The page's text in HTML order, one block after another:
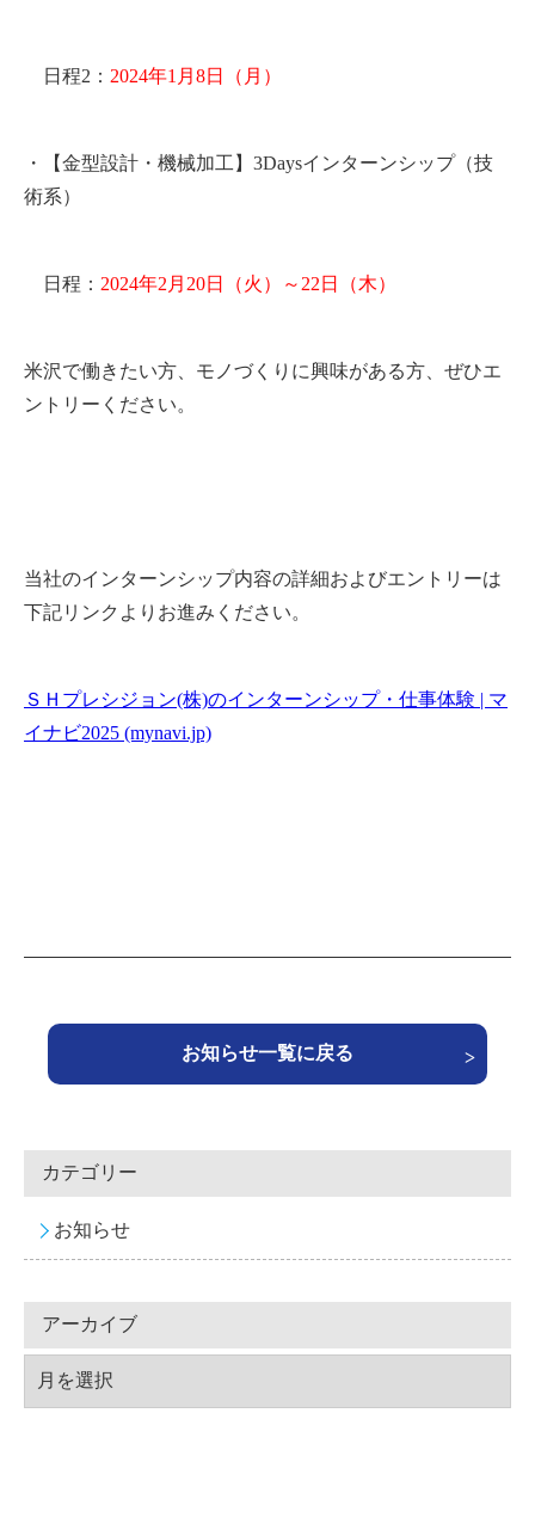
日程2 ： 2024年1月8日（月）
・【金型設計・機械加工】 3Daysインターンシップ（技
術系）
日程： 2024年2月20日（火）～22日（木）
米沢で働きたい方、モノづくりに興味がある方、ぜひエ
ントリーください。
当社のインターンシップ内容の詳細およびエントリーは
下記リンクよりお進みください。
ＳＨプレシジョン(株)のインターンシップ・仕事体験 | マ
イナビ2025 (mynavi.jp)
お知らせ一覧に戻る
カテゴリー
お知らせ
アーカイブ